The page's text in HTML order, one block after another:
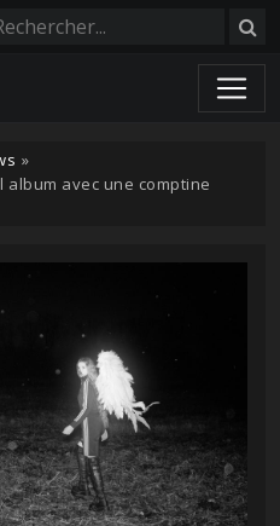
»
album avec une comptine